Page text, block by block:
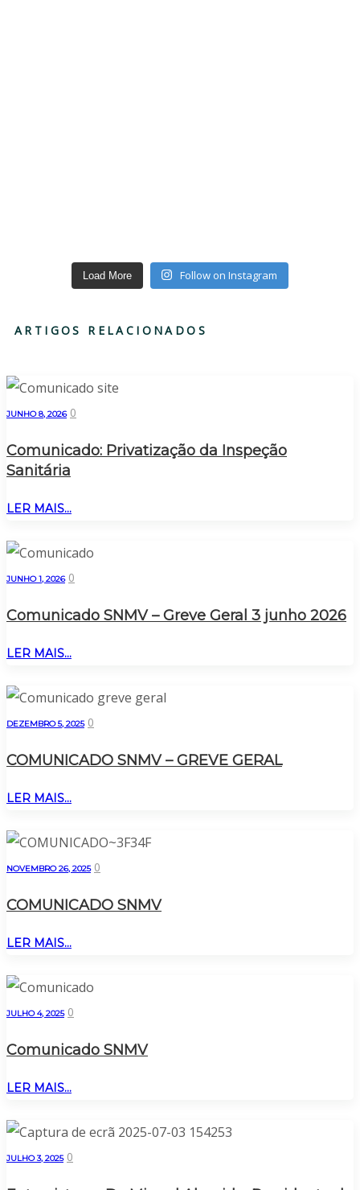
Load More Follow on Instagram
ARTIGOS RELACIONADOS
JUNHO 8, 2026 0
Comunicado: Privatização da Inspeção
Sanitária
LER MAIS...
JUNHO 1, 2026 0
Comunicado SNMV – Greve Geral 3 junho 2026
LER MAIS...
DEZEMBRO 5, 2025 0
COMUNICADO SNMV – GREVE GERAL
LER MAIS...
NOVEMBRO 26, 2025 0
COMUNICADO SNMV
LER MAIS...
JULHO 4, 2025 0
Comunicado SNMV
LER MAIS...
JULHO 3, 2025 0